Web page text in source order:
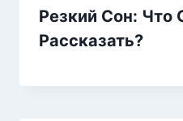
Резкий Сон: Что
Рассказать?